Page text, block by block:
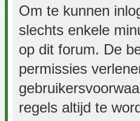
Om te kunnen
slechts enkele
op dit forum. De
permissies
regels altijd te